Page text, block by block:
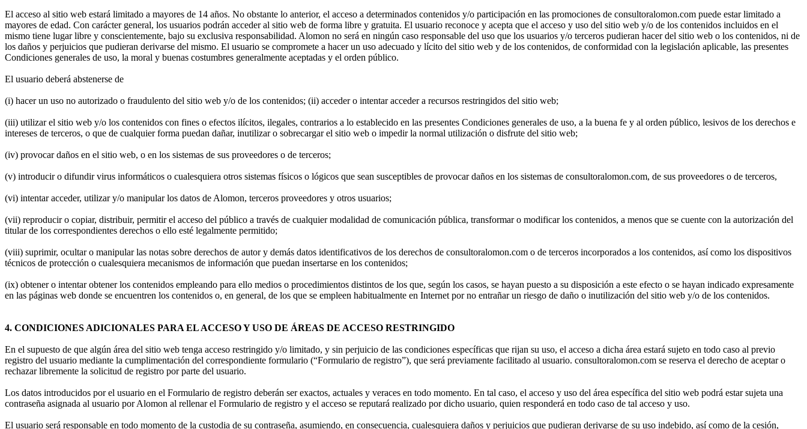
El acceso al sitio web estará limitado a mayores de 14 años. No obstante lo anterior, el acceso a determinados contenidos y/o participación en las promociones de consultoralomon.com puede estar limitado a
mayores de edad. Con carácter general, los usuarios podrán acceder al sitio web de forma libre y gratuita. El usuario reconoce y acepta que el acceso y uso del sitio web y/o de los contenidos incluidos en el
mismo tiene lugar libre y conscientemente, bajo su exclusiva responsabilidad. Alomon no será en ningún caso responsable del uso que los usuarios y/o terceros pudieran hacer del sitio web o los contenidos, ni de
los daños y perjuicios que pudieran derivarse del mismo. El usuario se compromete a hacer un uso adecuado y lícito del sitio web y de los contenidos, de conformidad con la legislación aplicable, las presentes
Condiciones generales de uso, la moral y buenas costumbres generalmente aceptadas y el orden público.
El usuario deberá abstenerse de
(i) hacer un uso no autorizado o fraudulento del sitio web y/o de los contenidos; (ii) acceder o intentar acceder a recursos restringidos del sitio web;
(iii) utilizar el sitio web y/o los contenidos con fines o efectos ilícitos, ilegales, contrarios a lo establecido en las presentes Condiciones generales de uso, a la buena fe y al orden público, lesivos de los derechos e
intereses de terceros, o que de cualquier forma puedan dañar, inutilizar o sobrecargar el sitio web o impedir la normal utilización o disfrute del sitio web;
(iv) provocar daños en el sitio web, o en los sistemas de sus proveedores o de terceros;
(v) introducir o difundir virus informáticos o cualesquiera otros sistemas físicos o lógicos que sean susceptibles de provocar daños en los sistemas de consultoralomon.com, de sus proveedores o de terceros,
(vi) intentar acceder, utilizar y/o manipular los datos de Alomon, terceros proveedores y otros usuarios;
(vii) reproducir o copiar, distribuir, permitir el acceso del público a través de cualquier modalidad de comunicación pública, transformar o modificar los contenidos, a menos que se cuente con la autorización del
titular de los correspondientes derechos o ello esté legalmente permitido;
(viii) suprimir, ocultar o manipular las notas sobre derechos de autor y demás datos identificativos de los derechos de consultoralomon.com o de terceros incorporados a los contenidos, así como los dispositivos
técnicos de protección o cualesquiera mecanismos de información que puedan insertarse en los contenidos;
(ix) obtener o intentar obtener los contenidos empleando para ello medios o procedimientos distintos de los que, según los casos, se hayan puesto a su disposición a este efecto o se hayan indicado expresamente
en las páginas web donde se encuentren los contenidos o, en general, de los que se empleen habitualmente en Internet por no entrañar un riesgo de daño o inutilización del sitio web y/o de los contenidos.
4. CONDICIONES ADICIONALES PARA EL ACCESO Y USO DE ÁREAS DE ACCESO RESTRINGIDO
En el supuesto de que algún área del sitio web tenga acceso restringido y/o limitado, y sin perjuicio de las condiciones específicas que rijan su uso, el acceso a dicha área estará sujeto en todo caso al previo
registro del usuario mediante la cumplimentación del correspondiente formulario (“Formulario de registro”), que será previamente facilitado al usuario. consultoralomon.com se reserva el derecho de aceptar o
rechazar libremente la solicitud de registro por parte del usuario.
Los datos introducidos por el usuario en el Formulario de registro deberán ser exactos, actuales y veraces en todo momento. En tal caso, el acceso y uso del área específica del sitio web podrá estar sujeta una
contraseña asignada al usuario por Alomon al rellenar el Formulario de registro y el acceso se reputará realizado por dicho usuario, quien responderá en todo caso de tal acceso y uso.
El usuario será responsable en todo momento de la custodia de su contraseña, asumiendo, en consecuencia, cualesquiera daños y perjuicios que pudieran derivarse de su uso indebido, así como de la cesión,